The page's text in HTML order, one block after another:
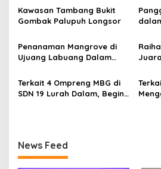
p
o
s
Pusat Ekosistem Halal
Nasional
Kawasan Tambang Bukit
Gombak Palupuh Longsor
Penanaman Mangrove di
Ujuang Labuang Dalam
Sedunia
Terkait 4 Ompreng MBG di
SDN 19 Lurah Dalam, Begini
News Feed